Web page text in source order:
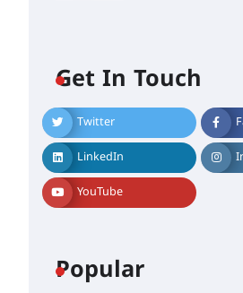
Get In Touch
Twitter
LinkedIn
YouTube
Popular